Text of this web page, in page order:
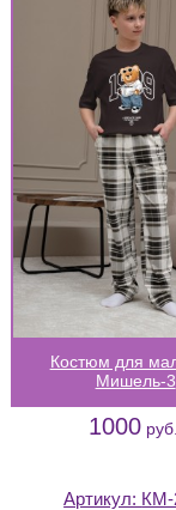
Костюм для
Мишель-3
1000руб.
Артикул: КМ-